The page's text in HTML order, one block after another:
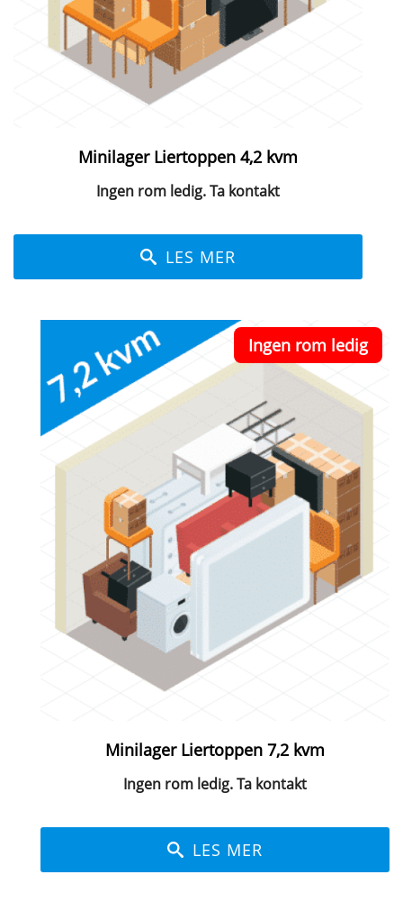
Minilager Liertoppen 4,2 kvm
Ingen rom ledig. Ta kontakt
LES MER
Ingen rom ledig
Minilager Liertoppen 7,2 kvm
Ingen rom ledig. Ta kontakt
LES MER